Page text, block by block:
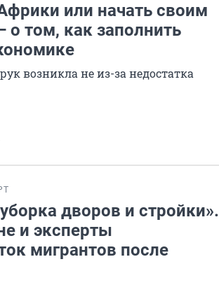
или начать своим
о том, как заполнить
возникла не из-за недостатка
дворов и стройки».
и эксперты
мигрантов после